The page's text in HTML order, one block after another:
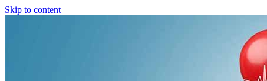
Skip to content